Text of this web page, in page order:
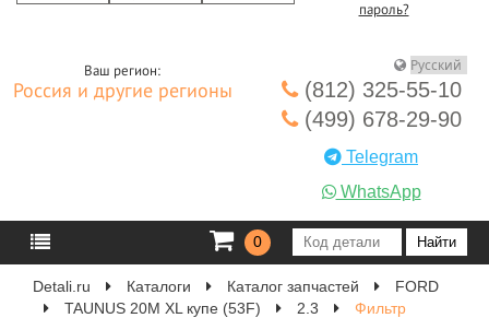
пароль?
Ваш регион:
Россия и другие регионы
(812) 325-55-10
(499) 678-29-90
Telegram
WhatsApp
0
Detali.ru Каталоги Каталог запчастей
FORD
TAUNUS 20M XL купе (53F)
2.3
Фильтр